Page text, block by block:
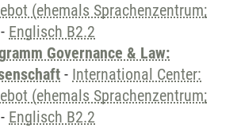
(ehemals Sprachenzentrum;
- Englisch B2.2
Governance & Law:
- International Center:
(ehemals Sprachenzentrum;
- Englisch B2.2